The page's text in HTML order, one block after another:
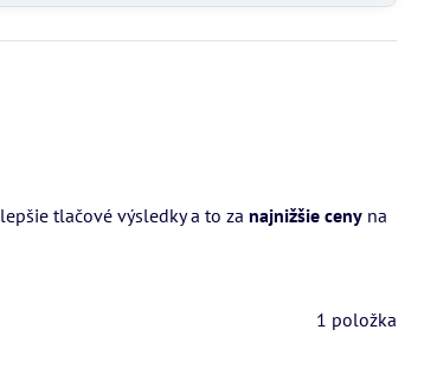
tlačové výsledky a to za najnižšie cenyna
1 položka